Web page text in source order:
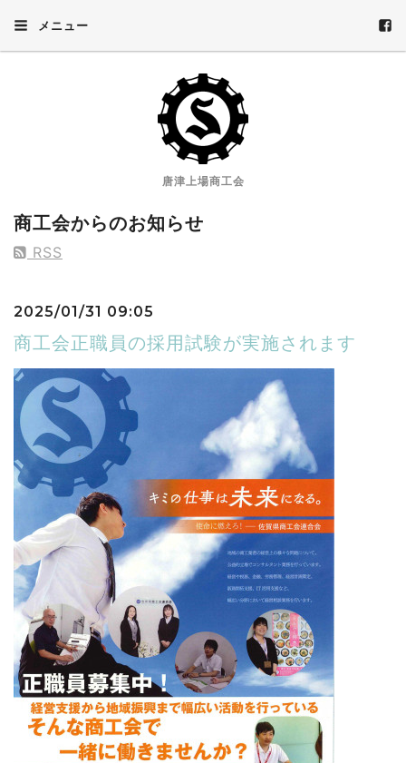
メニュー
唐津上場商工会
商工会からのお知らせ
RSS
2025/01/31 09:05
商工会正職員の採用試験が実施されます